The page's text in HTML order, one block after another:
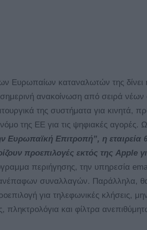
Ευρωπαίων καταναλωτών της δίνει
σημερινή ανακοίνωση από σειρά
της συστήματα για κινητά,
της ΕΕ για τις ψηφιακές αγορές.
Ευρωπαϊκή Επιτροπή”, η εταιρεία
προεπιλογές εκτός της Apple
περιήγησης, την υπηρεσία
συναλλαγών. Παράλληλα,
για τηλεφωνικές κλήσεις,
πληκτρολόγια και φίλτρα